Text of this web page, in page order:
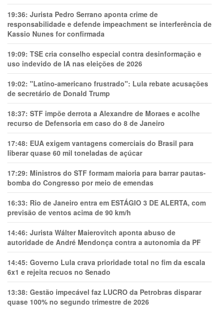
19:36: Jurista Pedro Serrano aponta crime de
responsabilidade e defende impeachment se interferência de
Kassio Nunes for confirmada
19:09: TSE cria conselho especial contra desinformação e
uso indevido de IA nas eleições de 2026
19:02: "Latino-americano frustrado": Lula rebate acusações
de secretário de Donald Trump
18:37: STF impõe derrota a Alexandre de Moraes e acolhe
recurso de Defensoria em caso do 8 de Janeiro
17:48: EUA exigem vantagens comerciais do Brasil para
liberar quase 60 mil toneladas de açúcar
17:29: Ministros do STF formam maioria para barrar pautas-
bomba do Congresso por meio de emendas
16:33: Rio de Janeiro entra em ESTÁGIO 3 DE ALERTA, com
previsão de ventos acima de 90 km/h
14:46: Jurista Wálter Maierovitch aponta abuso de
autoridade de André Mendonça contra a autonomia da PF
14:45: Governo Lula crava prioridade total no fim da escala
6x1 e rejeita recuos no Senado
13:38: Gestão impecável faz LUCRO da Petrobras disparar
quase 100% no segundo trimestre de 2026